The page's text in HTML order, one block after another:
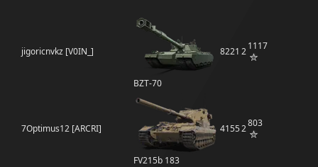
jigoricnvkz [V0IN_]
BZT-70
8221 21117
7Optimus12 [ARCRI]
FV215b 183
41552803